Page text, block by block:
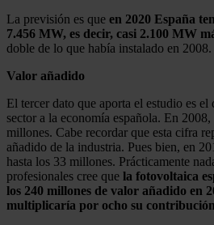
La previsión es que en 2020 España
7.456 MW, es decir, casi 2.100 MW
doble de lo que había instalado en 2008.
Valor añadido
El tercer dato que aporta el estudio es
sector a la economía española. En
millones. Cabe recordar que esta cifra
añadido de la industria. Pues bien, en
hasta los 33 millones. Prácticamente
profesionales cree que la fotovoltaica
los 240 millones de valor añadido en
multiplicaría por ocho su